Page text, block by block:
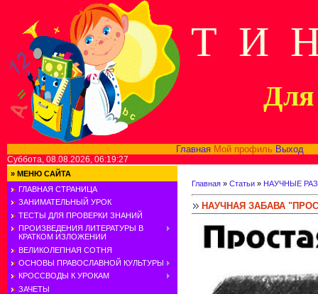
Т И
Для
Главная Мой профиль Выход
Суббота, 08.08.2026, 06:19:27
» МЕНЮ САЙТА
ГЛАВНАЯ СТРАНИЦА
ЗАНИМАТЕЛЬНЫЙ УРОК
ТЕСТЫ ДЛЯ ПРОВЕРКИ ЗНАНИЙ
ПРОИЗВЕДЕНИЯ ЛИТЕРАТУРЫ В
КРАТКОМ ИЗЛОЖЕНИИ
ВЕЛИКОЛЕПНАЯ СОТНЯ
ОСНОВЫ ПРАВОСЛАВНОЙ КУЛЬТУРЫ
КРОССВОДЫ К УРОКАМ
ЗАЧЕТЫ
Главная » Статьи » НАУЧНЫЕ
НАУЧНАЯ ЗАБАВА